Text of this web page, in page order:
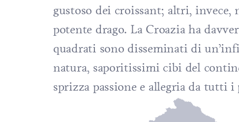
gustoso dei croissant; altri, invece,
potente drago. La Croazia ha
quadrati sono disseminati di
natura, saporitissimi cibi del
sprizza passione e allegria da tutti i